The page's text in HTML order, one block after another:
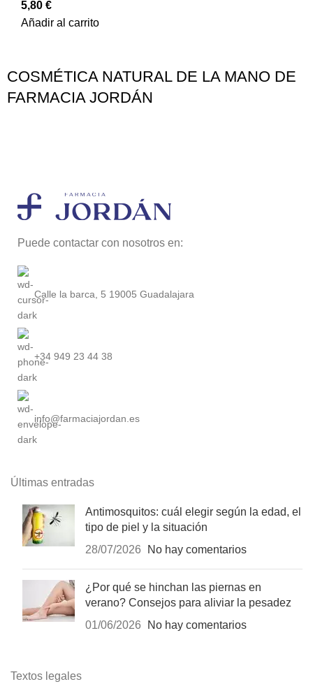
5,80 €
Añadir al carrito
COSMÉTICA NATURAL DE LA MANO DE
FARMACIA JORDÁN
Puede contactar con nosotros en:
Calle la barca, 5 19005 Guadalajara
+34 949 23 44 38
info@farmaciajordan.es
Últimas entradas
Antimosquitos: cuál elegir según la edad, el
tipo de piel y la situación
28/07/2026
No hay comentarios
¿Por qué se hinchan las piernas en
verano? Consejos para aliviar la pesadez
01/06/2026
No hay comentarios
Textos legales